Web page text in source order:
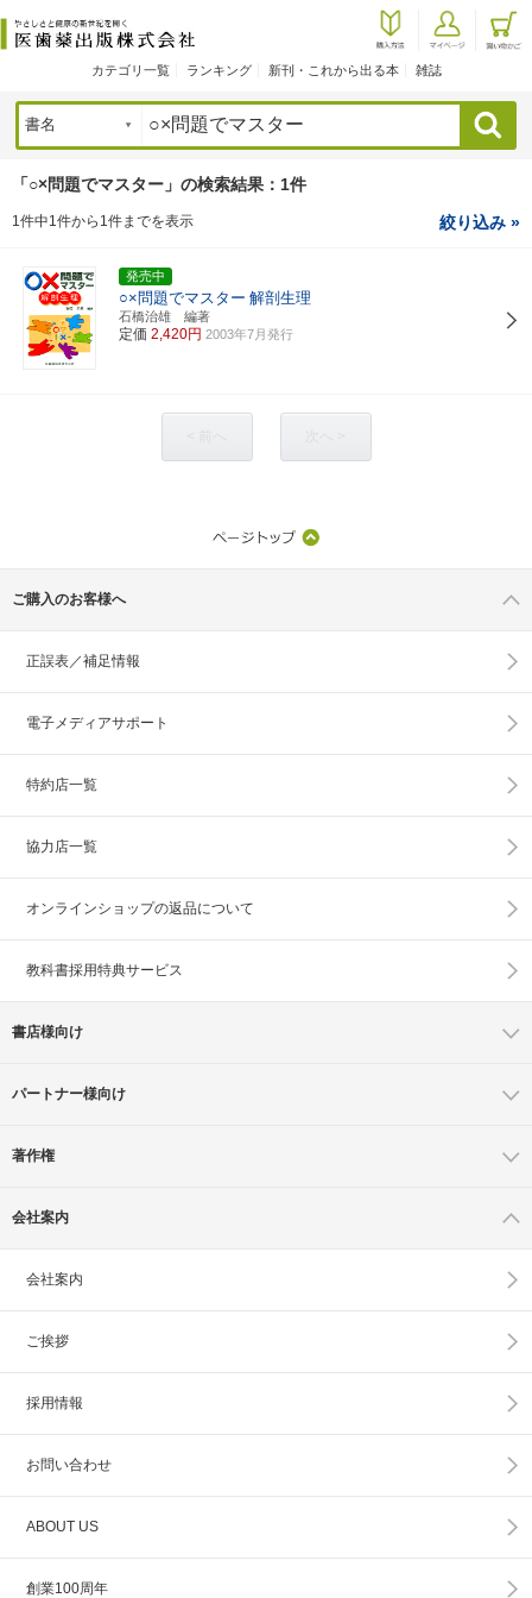
カテゴリ一覧 ランキング 新刊・これから出る本 雑誌
検索
「○×問題でマスター」の検索結果：1件
1件中1件から1件までを表示 絞り込み »
発売中
○×問題でマスター 解剖生理
石橋治雄 編著
定価 2,420円 2003年7月発行
ご購入のお客様へ
正誤表／補足情報
電子メディアサポート
特約店一覧
協力店一覧
オンラインショップの返品について
教科書採用特典サービス
書店様向け
パートナー様向け
著作権
会社案内
会社案内
ご挨拶
採用情報
お問い合わせ
ABOUT US
創業100周年